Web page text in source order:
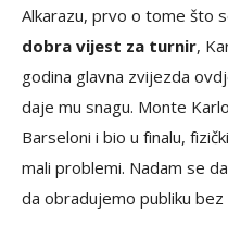
Alkarazu, prvo o tome što
dobra vijest za turnir,
godina glavna zvijezda
daje mu snagu. Monte
Barseloni i bio u finalu,
mali problemi. Nadam se
da obradujemo publiku bez